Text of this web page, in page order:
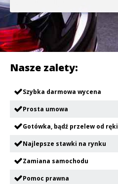
Nasze zalety:
Szybka darmowa wycena
Prosta umowa
Gotówka, bądź przelew od ręki
Najlepsze stawki na rynku
Zamiana samochodu
Pomoc prawna